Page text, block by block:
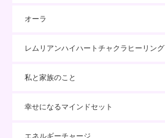
オーラ
レムリアンハイハートチャクラヒーリング
私と家族のこと
幸せになるマインドセット
エネルギーチャージ